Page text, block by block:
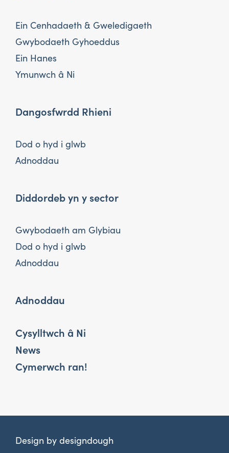
Ein Cenhadaeth & Gweledigaeth
Gwybodaeth Gyhoeddus
Ein Hanes
Ymunwch â Ni
Dangosfwrdd Rhieni
Dod o hyd i glwb
Adnoddau
Diddordeb yn y sector
Gwybodaeth am Glybiau
Dod o hyd i glwb
Adnoddau
Adnoddau
Cysylltwch â Ni
News
Cymerwch ran!
Design by designdough